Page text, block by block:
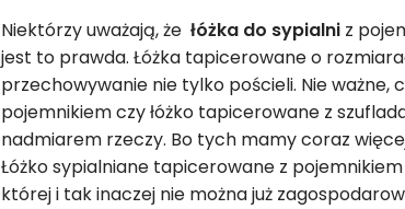
Niektórzy uważają, że łóżka do sypialni z
jest to prawda. Łóżka tapicerowane o
przechowywanie nie tylko pościeli. Nie ważne,
pojemnikiem czy łóżko tapicerowane z
nadmiarem rzeczy. Bo tych mamy coraz
Łóżko sypialniane tapicerowane z
której i tak inaczej nie można już